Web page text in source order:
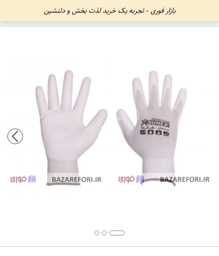
بازار فوری - تجربه یک خرید لذت بخش و دلنشین